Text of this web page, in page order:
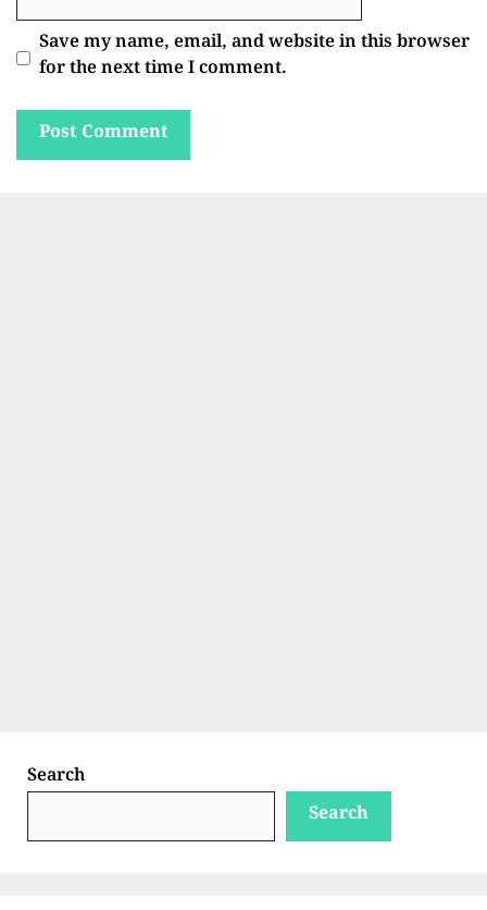
Save my name, email, and website in this browser
for the next time I comment.
Search
Search